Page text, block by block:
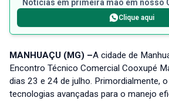
Notícias em primeira mão em nosso
Clique aqui
MANHUAÇU (MG) –A cidade de
Encontro Técnico Comercial Cooxupé
dias 23 e 24 de julho. Primordialmente,
tecnologias avançadas para o manejo